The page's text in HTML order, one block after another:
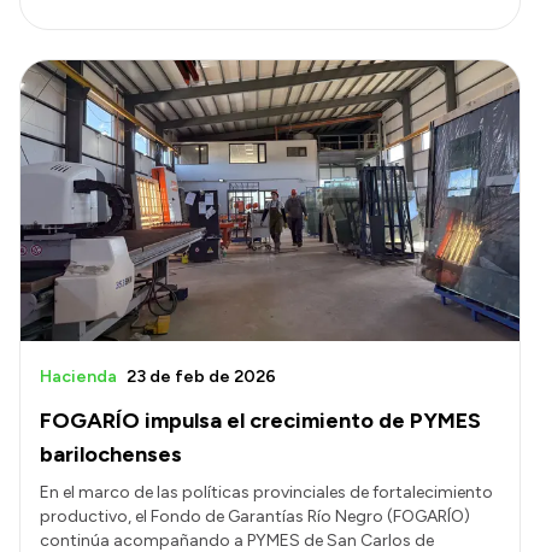
FOGARÍO impulsa el crecimiento de PYMES
barilochenses
Hacienda 23 de feb de 2026
En el marco de las políticas provinciales de fortalecimiento
productivo, el Fondo de Garantías Río Negro (FOGARÍO)
continúa acompañando a PYMES de San Carlos de